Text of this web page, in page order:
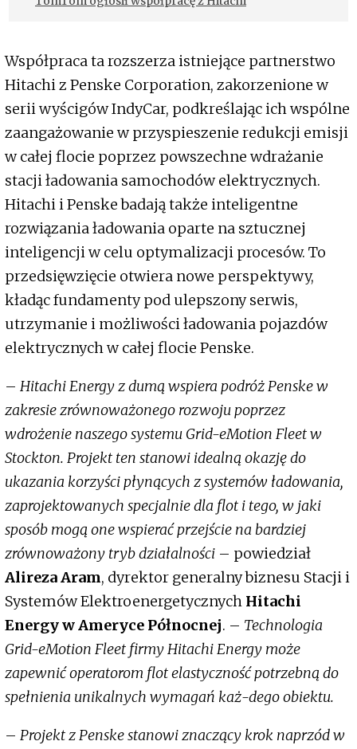
Współpraca ta rozszerza istniejące partnerstwo
Hitachi z Penske Corporation, zakorzenione w
serii wyścigów IndyCar, podkreślając ich wspólne
zaangażowanie w przyspieszenie redukcji emisji
w całej flocie poprzez powszechne wdrażanie
stacji ładowania samochodów elektrycznych.
Hitachi i Penske badają także inteligentne
rozwiązania ładowania oparte na sztucznej
inteligencji w celu optymalizacji procesów. To
przedsięwzięcie otwiera nowe perspektywy,
kładąc fundamenty pod ulepszony serwis,
utrzymanie i możliwości ładowania pojazdów
elektrycznych w całej flocie Penske.
– Hitachi Energy z dumą wspiera podróż Penske w
zakresie zrównoważonego rozwoju poprzez
wdrożenie naszego systemu Grid-eMotion Fleet w
Stockton. Projekt ten stanowi idealną okazję do
ukazania korzyści płynących z systemów ładowania,
zaprojektowanych specjalnie dla flot i tego, w jaki
sposób mogą one wspierać przejście na bardziej
zrównoważony tryb działalności – powiedział
Alireza Aram, dyrektor generalny biznesu Stacji i
Systemów Elektroenergetycznych Hitachi
Energy w Ameryce Północnej. – Technologia
Grid-eMotion Fleet firmy Hitachi Energy może
zapewnić operatorom flot elastyczność potrzebną do
spełnienia unikalnych wymagań każ-dego obiektu.
– Projekt z Penske stanowi znaczący krok naprzód w